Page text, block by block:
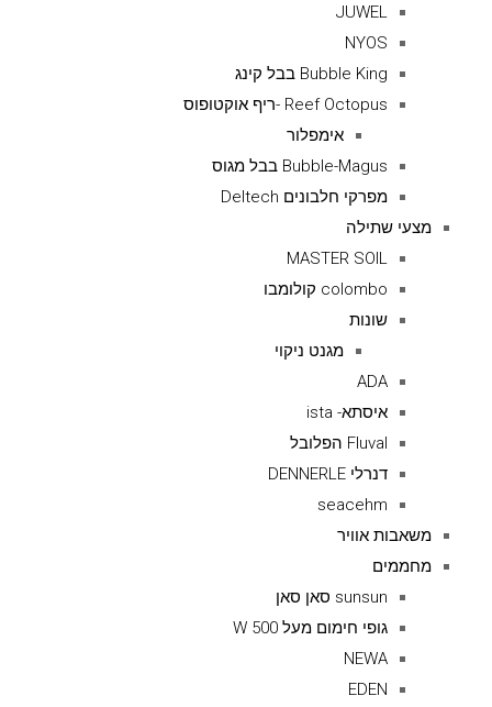
JUWEL
NYOS
Bubble King בבל קינג
Reef Octopus -ריף אוקטופוס
אימפלור
Bubble-Magus בבל מגוס
מפרקי חלבונים Deltech
מצעי שתילה
MASTER SOIL
colombo קולומבו
שונות
מגנט ניקוי
ADA
איסתא- ista
Fluval הפלובל
דנרלי DENNERLE
seacehm
משאבות אוויר
מחממים
sunsun סאן סאן
גופי חימום מעל 500 W
NEWA
EDEN